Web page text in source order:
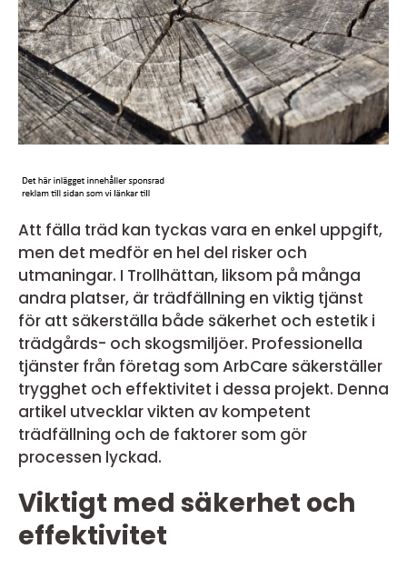
Att fälla träd kan tyckas vara en enkel uppgift,
men det medför en hel del risker och
utmaningar. I Trollhättan, liksom på många
andra platser, är trädfällning en viktig tjänst
för att säkerställa både säkerhet och estetik i
trädgårds- och skogsmiljöer. Professionella
tjänster från företag som ArbCare säkerställer
trygghet och effektivitet i dessa projekt. Denna
artikel utvecklar vikten av kompetent
trädfällning och de faktorer som gör
processen lyckad.
Viktigt med säkerhet och
effektivitet